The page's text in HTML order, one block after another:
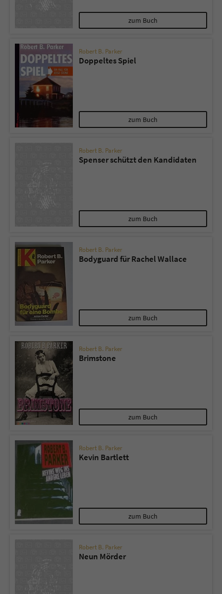
zum Buch
Robert B. Parker
Doppeltes Spiel
zum Buch
Robert B. Parker
Spenser schützt den Kandidaten
zum Buch
Robert B. Parker
Bodyguard für Rachel Wallace
zum Buch
Robert B. Parker
Brimstone
zum Buch
Robert B. Parker
Kevin Bartlett
zum Buch
Robert B. Parker
Neun Mörder